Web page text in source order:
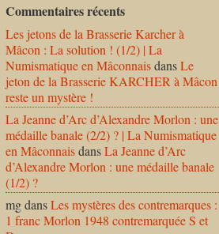
Commentaires récents
Les jetons de la Brasserie Karcher à
Mâcon : La solution ! (1/2) | La
Numismatique en MâconnaisdansLe
jeton de la Brasserie KARCHER à Mâcon
reste un mystère !
La Jeanne d’Arc d’Alexandre Morlon : une
médaille banale (2/2) ? | La Numismatique
en MâconnaisdansLa Jeanne d’Arc
d’Alexandre Morlon : une médaille banale
(1/2) ?
mgdansLes mystères des contremarques :
1 franc Morlon 1948 contremarquée S et